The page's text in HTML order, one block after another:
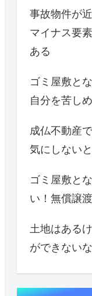
事故物件が
マイナス要
ある
ゴミ屋敷と
自分を苦し
成仏不動産
気にしない
ゴミ屋敷と
い！無償譲
土地はある
ができない